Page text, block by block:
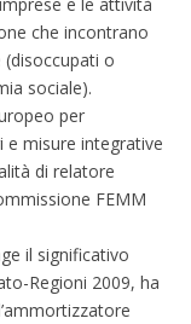
che incontrano
o
sociale).
per
e misure integrative
di relatore
FEMM
il significativo
Regioni 2009, ha